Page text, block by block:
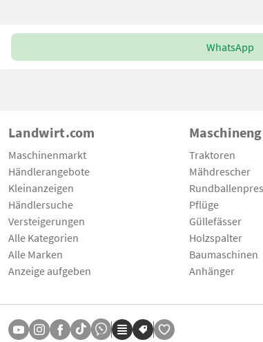
WhatsApp
Landwirt.com
Maschinenmarkt
Händlerangebote
Kleinanzeigen
Händlersuche
Versteigerungen
Alle Kategorien
Alle Marken
Anzeige aufgeben
Traktoren
Mähdrescher
Pflüge
Güllefässer
Holzspalter
Baumaschinen
Anhänger